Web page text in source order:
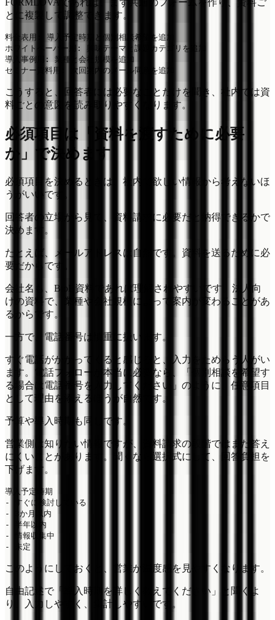
FORMLOVAであれば、まず共通のフォームを作り、資料ご
とに複製して調整できます。
料金表用: 導入予定時期と個別相談希望を追加
ホワイトペーパー用: 興味テーマと課題カテゴリを追加
導入事例用: 業種と会社規模を追加
こうすると、回答者には必要なことだけを聞き、社内では資
料ごとの意図を読み取りやすくなります。
必須項目は「資料を渡すために必要
か」で決めます
必須項目を決めるときは、社内で欲しい情報から考えないほ
うがいいです。
回答者の立場から見て、資料請求に必要だと納得できるかで
決めます。
たとえば、メールアドレスは自然です。資料を送るために必
要だからです。
会社名も、BtoB資料であれば理解されやすいです。法人向
けの資料で、業種や会社規模によって案内が変わることがあ
るからです。
一方で、電話番号は慎重に扱います。
すぐ電話がかかってくると感じると、入力をためらう人がい
ます。電話フォローが本当に必要なら、「個別相談を希望す
る場合は電話番号を入力してください」のように、任意項目
として理由を添えるほうが自然です。
予算や導入時期も同じです。
営業側は知りたい情報ですが、資料請求の段階ではまだ答え
にくいことがあります。聞くなら選択式にして、回答負担を
下げます。
導入予定時期
- すぐに検討している
- 3か月以内
- 半年以内
- 情報収集中
このようにしておくと、営業が温度感を見やすくなります。
自由記述で「導入時期を詳しく教えてください」と聞くよ
り、入力しやすく、集計しやすいです。